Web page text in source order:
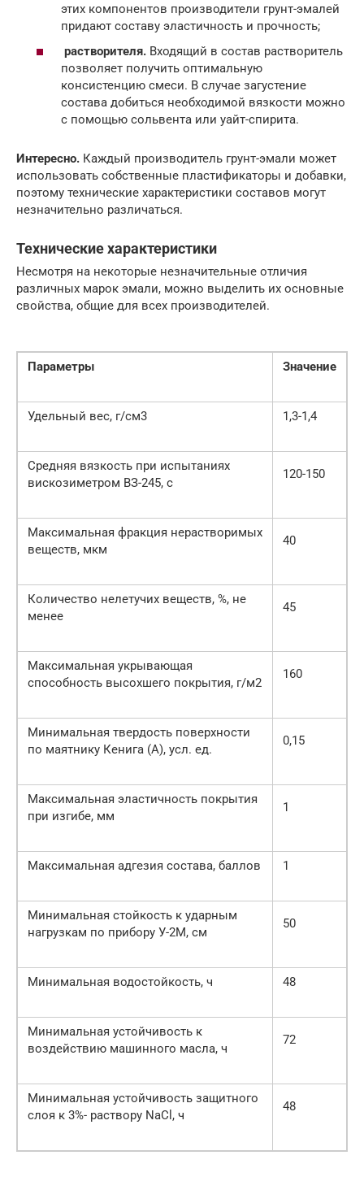
этих компонентов производители грунт-эмалей
придают составу эластичность и прочность;
растворителя. Входящий в состав растворитель
позволяет получить оптимальную
консистенцию смеси. В случае загустение
состава добиться необходимой вязкости можно
с помощью сольвента или уайт-спирита.
Интересно. Каждый производитель грунт-эмали может
использовать собственные пластификаторы и добавки,
поэтому технические характеристики составов могут
незначительно различаться.
Технические характеристики
Несмотря на некоторые незначительные отличия
различных марок эмали, можно выделить их основные
свойства, общие для всех производителей.
Параметры Значение
Удельный вес, г/см3 1,3-1,4
Средняя вязкость при испытаниях
вискозиметром ВЗ-245, с
120-150
Максимальная фракция нерастворимых
веществ, мкм
40
Количество нелетучих веществ, %, не
менее
45
Максимальная укрывающая
способность высохшего покрытия, г/м2
160
Минимальная твердость поверхности
по маятнику Кенига (А), усл. ед.
0,15
Максимальная эластичность покрытия
при изгибе, мм
1
Максимальная адгезия состава, баллов 1
Минимальная стойкость к ударным
нагрузкам по прибору У-2М, см
50
Минимальная водостойкость, ч 48
Минимальная устойчивость к
воздействию машинного масла, ч
72
Минимальная устойчивость защитного
слоя к 3%- раствору NaCl, ч
48